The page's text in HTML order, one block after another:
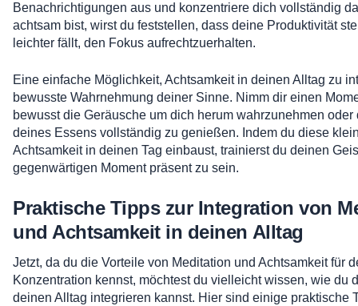
Benachrichtigungen aus und konzentriere dich vollständig
achtsam bist, wirst du feststellen, dass deine Produktivität
leichter fällt, den Fokus aufrechtzuerhalten.
Eine einfache Möglichkeit, Achtsamkeit in deinen Alltag zu
bewusste Wahrnehmung deiner Sinne. Nimm dir einen
bewusst die Geräusche um dich herum wahrzunehmen oder
deines Essens vollständig zu genießen. Indem du diese
Achtsamkeit in deinen Tag einbaust, trainierst du deinen
gegenwärtigen Moment präsent zu sein.
Praktische Tipps zur Integration von
und Achtsamkeit in deinen Alltag
Jetzt, da du die Vorteile von Meditation und Achtsamkeit für
Konzentration kennst, möchtest du vielleicht wissen, wie du
deinen Alltag integrieren kannst. Hier sind einige praktische